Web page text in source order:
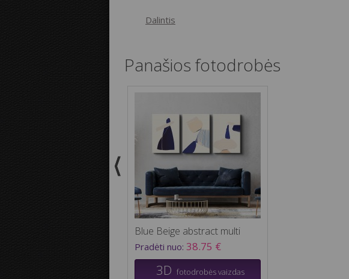
Dalintis
Panašios fotodrobės
Blue Beige abstract multi
Pradėti nuo: 38.75 €
3D fotodrobės vaizdas